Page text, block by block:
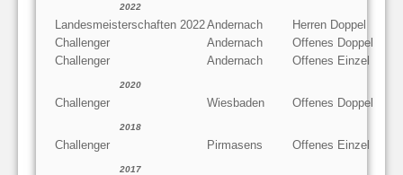
2022
Landesmeisterschaften 2022Andernach
Herren Doppel
Challenger
Andernach
Offenes Doppel
Challenger
Andernach Offenes Einzel
2020
Challenger Wiesbaden Offenes Doppel
2018
Challenger Pirmasens Offenes Einzel
2017